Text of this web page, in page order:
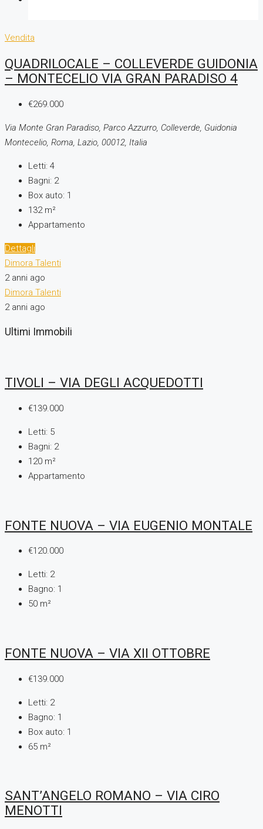
Vendita
QUADRILOCALE – COLLEVERDE GUIDONIA
– MONTECELIO VIA GRAN PARADISO 4
€269.000
Via Monte Gran Paradiso, Parco Azzurro, Colleverde, Guidonia
Montecelio, Roma, Lazio, 00012, Italia
Letti: 4
Bagni: 2
Box auto: 1
132 m²
Appartamento
Dettagli
Dimora Talenti
2 anni ago
Dimora Talenti
2 anni ago
Ultimi Immobili
TIVOLI – VIA DEGLI ACQUEDOTTI
€139.000
Letti: 5
Bagni: 2
120 m²
Appartamento
FONTE NUOVA – VIA EUGENIO MONTALE
€120.000
Letti: 2
Bagno: 1
50 m²
FONTE NUOVA – VIA XII OTTOBRE
€139.000
Letti: 2
Bagno: 1
Box auto: 1
65 m²
SANT’ANGELO ROMANO – VIA CIRO
MENOTTI